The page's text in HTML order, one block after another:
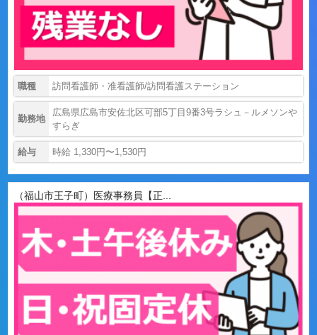
職種 訪問看護師・准看護師/訪問看護ステーション
勤務地
広島県広島市安佐北区可部5丁目9番3号ラシュ－ルメソンや
すらぎ
給与 時給 1,330円〜1,530円
（福山市王子町）医療事務員【正...